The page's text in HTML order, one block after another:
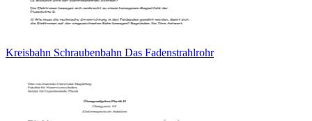
Kreisbahn Schraubenbahn Das Fadenstrahlrohr